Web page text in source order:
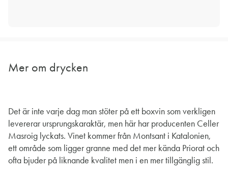
Mer om drycken
Det är inte varje dag man stöter på ett boxvin som verkligen
levererar ursprungskaraktär, men här har producenten Celler
Masroig lyckats. Vinet kommer från Montsant i Katalonien,
ett område som ligger granne med det mer kända Priorat och
ofta bjuder på liknande kvalitet men i en mer tillgänglig stil.